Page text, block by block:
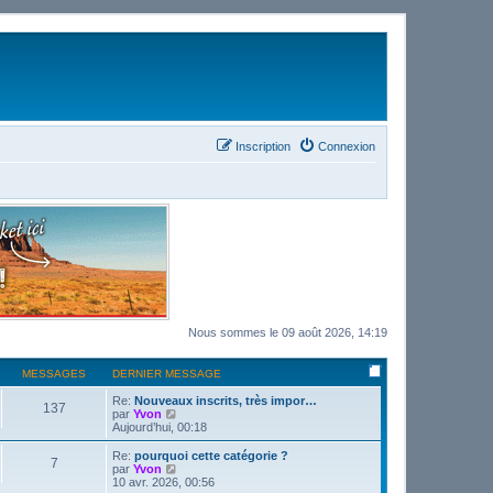
Connexion
Inscription
Nous sommes le 09 août 2026, 14:19
MESSAGES DERNIER MESSAGE
137 Re: Nouveaux inscrits, très impor…
par Yvon
o
n
s
l
Aujourd’hui, 00:18
7 Re: pourquoi cette catégorie ?
par Yvon
o
10 avr. 2026, 00:56